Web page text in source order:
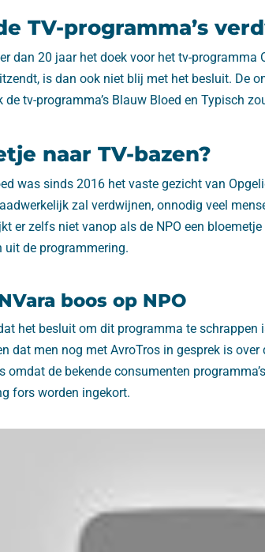
TV-programma’s
dan 20 jaar het doek voor het tv-programma
is dan ook niet blij met het besluit. De
de tv-programma’s Blauw Bloed en Typisch
naar TV-bazen?
was sinds 2016 het vaste gezicht van
zal verdwijnen, onnodig veel
er zelfs niet vanop als de NPO een
uit de programmering.
boos op NPO
het besluit om dit programma te schrappen
dat men nog met AvroTros in gesprek is
omdat de bekende consumenten
fors worden ingekort.